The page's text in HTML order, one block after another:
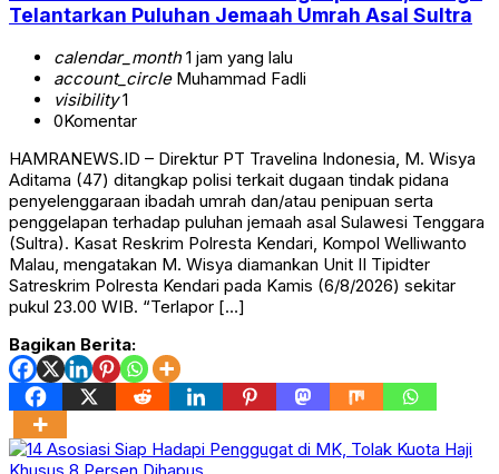
Telantarkan Puluhan Jemaah Umrah Asal Sultra
calendar_month1 jam yang lalu
account_circleMuhammad Fadli
visibility1
0Komentar
HAMRANEWS.ID – Direktur PT Travelina Indonesia, M. Wisya
Aditama (47) ditangkap polisi terkait dugaan tindak pidana
penyelenggaraan ibadah umrah dan/atau penipuan serta
penggelapan terhadap puluhan jemaah asal Sulawesi Tenggara
(Sultra). Kasat Reskrim Polresta Kendari, Kompol Welliwanto
Malau, mengatakan M. Wisya diamankan Unit II Tipidter
Satreskrim Polresta Kendari pada Kamis (6/8/2026) sekitar
pukul 23.00 WIB. “Terlapor […]
Bagikan Berita: